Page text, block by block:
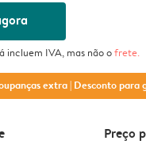
incluem IVA, mas não ofrete.
extra| Desconto para
Preço